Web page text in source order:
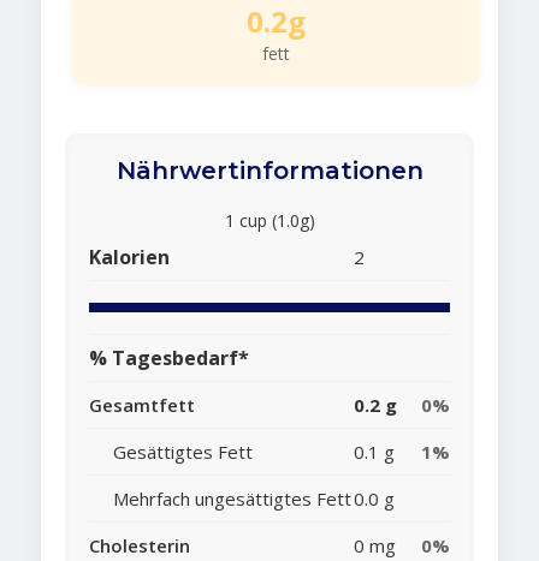
0.2g
fett
Nährwertinformationen
1 cup (1.0g)
Kalorien 2
% Tagesbedarf*
Gesamtfett 0.2 g
0%
Gesättigtes Fett
0.1 g
1%
Mehrfach ungesättigtes Fett0.0 g
Cholesterin
0 mg
0%